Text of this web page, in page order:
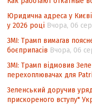
Контент-
національних
нормативно-
Юридична адреса у
у 2026 році Вчора, 06
ЗМІ: Трамп вимагав
боєприпасів Вчора, 06
ЗМІ: Трамп відмовив
перехоплювачах для
Зеленський доручив
прискореного вступу"